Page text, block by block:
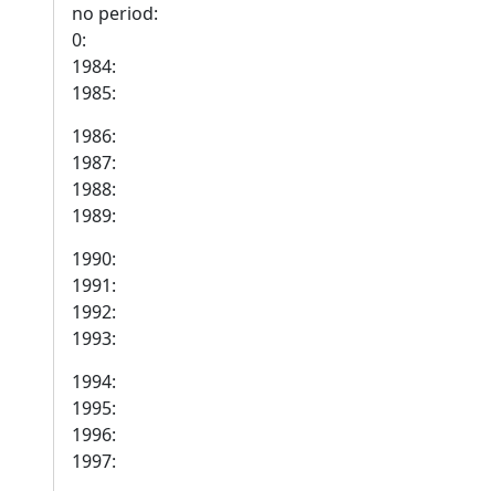
no period:
0:
1984:
1985:
1986:
1987:
1988:
1989:
1990:
1991:
1992:
1993:
1994:
1995:
1996:
1997: